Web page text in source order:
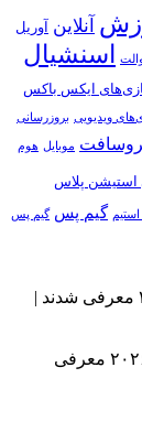
آنلاین آوریل
اسنشیال
ایکس باکس
ویدیویی بروزرسانی
موبایل هوم
استیشن پلاس
استیم گیم پس گیم پس
بازی‌های ماهانه پلی استیشن پلاس آگوست ۲۰۲۶ معرفی شدند |
بازی‌های جدید پلی استیشن پلاس در ماه جولای ۲۰۲۶ معرفی